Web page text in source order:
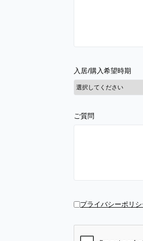
入居/購入希望時期
ご質問
プライバシーポリ